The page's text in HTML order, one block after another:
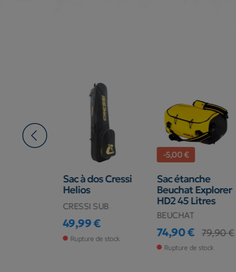
Sac à dos Cressi
Helios
CRESSI SUB
Prix
49,99 €
Rupture de stock
-5,00 €
Sac étanche
Beuchat Explorer
HD2 45 Litres
BEUCHAT
Prix
74,90 €
Prix de base
79,90 €
Rupture de stock